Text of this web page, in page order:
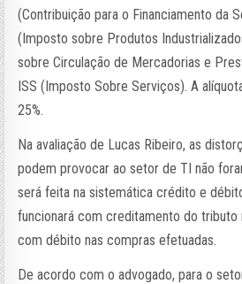
(Contribuição para o Financiamento da
(Imposto sobre Produtos
sobre Circulação de Mercadorias e
ISS (Imposto Sobre Serviços). A
25%.
Na avaliação de Lucas Ribeiro, as
podem provocar ao setor de TI não
será feita na sistemática crédito e
funcionará com creditamento do tributo
com débito nas compras efetuadas.
De acordo com o advogado, para o